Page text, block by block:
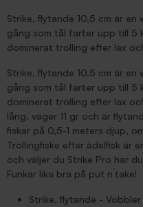
Strike, flytande 10,5 cm är
gång som tål farter upp till 5
dominerat trolling efter lax
Strike. flytande 10,5 cm är
gång som tål farter upp till 5
dominerat trolling efter lax
lång, väger 11 gr och är
fiskar på 0,5-1 meters djup,
Trollingfiske efter ädelfisk är
och väljer du Strike Pro har
Funkar lika bra på put n´take!
Strike, flytande - Vobbler